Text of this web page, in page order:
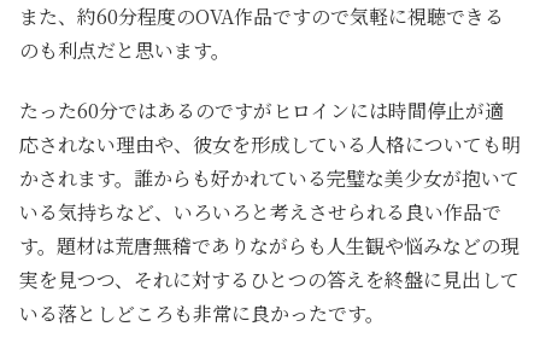
また、約60分程度のOVA作品ですので気軽に視聴できる
のも利点だと思います。
たった60分ではあるのですがヒロインには時間停止が適
応されない理由や、彼女を形成している人格についても明
かされます。誰からも好かれている完璧な美少女が抱いて
いる気持ちなど、いろいろと考えさせられる良い作品で
す。題材は荒唐無稽でありながらも人生観や悩みなどの現
実を見つつ、それに対するひとつの答えを終盤に見出して
いる落としどころも非常に良かったです。